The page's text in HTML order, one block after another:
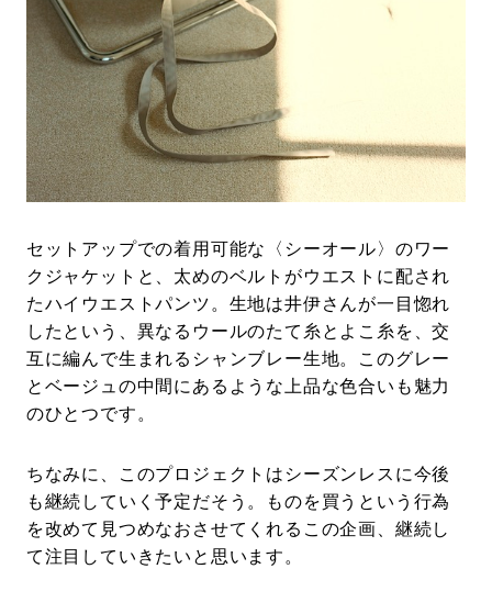
セットアップでの着用可能な〈シーオール〉のワー
クジャケットと、太めのベルトがウエストに配され
たハイウエストパンツ。生地は井伊さんが一目惚れ
したという、異なるウールのたて糸とよこ糸を、交
互に編んで生まれるシャンブレー生地。このグレー
とベージュの中間にあるような上品な色合いも魅力
のひとつです。
ちなみに、このプロジェクトはシーズンレスに今後
も継続していく予定だそう。ものを買うという行為
を改めて見つめなおさせてくれるこの企画、継続し
て注目していきたいと思います。